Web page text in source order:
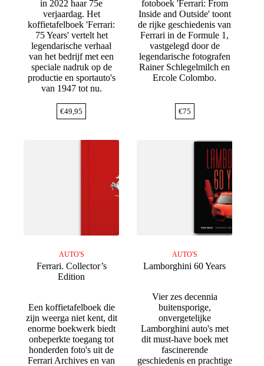
in 2022 haar 75e
verjaardag. Het
koffietafelboek 'Ferrari:
75 Years' vertelt het
legendarische verhaal
van het bedrijf met een
speciale nadruk op de
productie en sportauto's
van 1947 tot nu.
€49,95
fotoboek 'Ferrari: From
Inside and Outside' toont
de rijke geschiedenis van
Ferrari in de Formule 1,
vastgelegd door de
legendarische fotografen
Rainer Schlegelmilch en
Ercole Colombo.
€75
AUTO'S
Ferrari. Collector’s
Edition
Een koffietafelboek die
zijn weerga niet kent, dit
enorme boekwerk biedt
onbeperkte toegang tot
honderden foto's uit de
Ferrari Archives en van
AUTO'S
Lamborghini 60 Years
Vier zes decennia
buitensporige,
onvergetelijke
Lamborghini auto's met
dit must-have boek met
fascinerende
geschiedenis en prachtige